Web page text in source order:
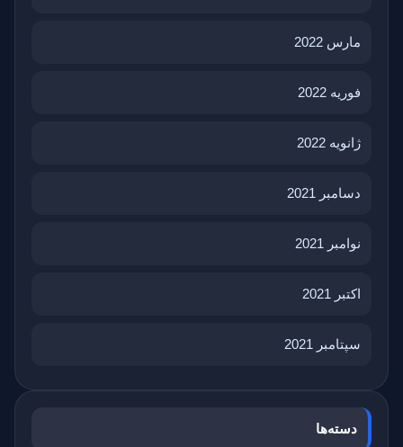
مارس 2022
فوریه 2022
ژانویه 2022
دسامبر 2021
نوامبر 2021
اکتبر 2021
سپتامبر 2021
دسته‌ها